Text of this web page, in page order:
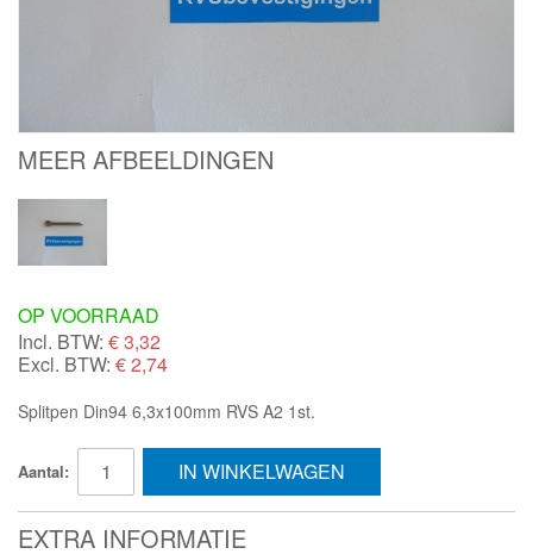
MEER AFBEELDINGEN
OP VOORRAAD
Incl. BTW: €3,32
Excl. BTW: € 2,74
Splitpen Din94 6,3x100mm RVS A2 1st.
Aantal: IN WINKELWAGEN
EXTRA INFORMATIE